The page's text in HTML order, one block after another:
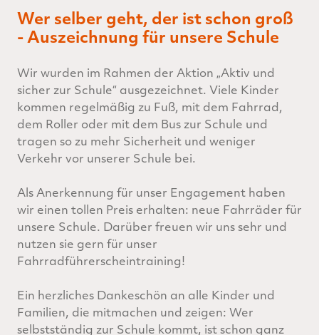
Wer selber geht, der ist schon groß
- Auszeichnung für unsere Schule
Wir wurden im Rahmen der Aktion „Aktiv und
sicher zur Schule“ ausgezeichnet. Viele Kinder
kommen regelmäßig zu Fuß, mit dem Fahrrad,
dem Roller oder mit dem Bus zur Schule und
tragen so zu mehr Sicherheit und weniger
Verkehr vor unserer Schule bei.
Als Anerkennung für unser Engagement haben
wir einen tollen Preis erhalten: neue Fahrräder für
unsere Schule. Darüber freuen wir uns sehr und
nutzen sie gern für unser
Fahrradführerscheintraining!
Ein herzliches Dankeschön an alle Kinder und
Familien, die mitmachen und zeigen: Wer
selbstständig zur Schule kommt, ist schon ganz